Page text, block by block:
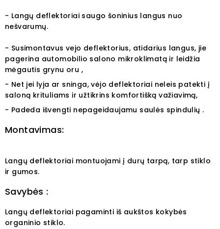
- Langų deflektoriai saugo šoninius langus nuo
nešvarumų.
- Susimontavus vejo deflektorius, atidarius langus, jie
pagerina automobilio salono mikroklimatą ir leidžia
mėgautis grynu oru ,
- Net jei lyja ar sninga, vėjo deflektoriai neleis patekti į
saloną krituliams ir užtikrins komfortišką važiavimą,
- Padeda išvengti nepageidaujamu saulės spindulių .
Montavimas:
Langų deflektoriai montuojami į durų tarpą, tarp stiklo
ir gumos.
Savybės :
Langų deflektoriai pagaminti iš aukštos kokybės
organinio stiklo.